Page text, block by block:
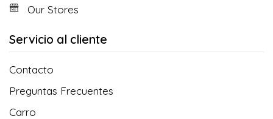
Our Stores
Servicio al cliente
Contacto
Preguntas Frecuentes
Carro